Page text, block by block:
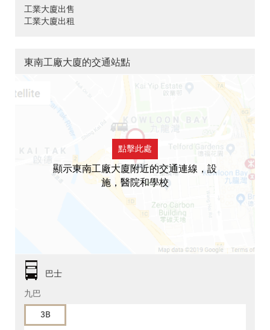
工業大廈出售
工業大廈出租
東南工廠大廈的交通站點
點擊此處
顯示東南工廠大廈附近的交通連線，設
施，醫院和學校
巴士
九巴
3B